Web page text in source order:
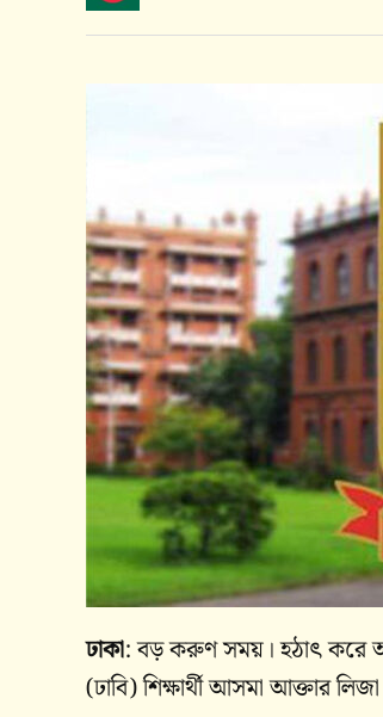
ঢাকা: বড় করুণ সময়। হঠাৎ করে
(ঢাবি) শিক্ষার্থী আসমা আক্তার